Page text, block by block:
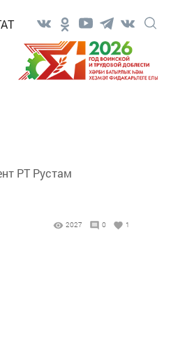
РТ Рустам
2027 0 1